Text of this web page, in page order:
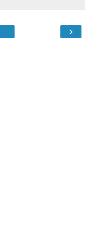
›